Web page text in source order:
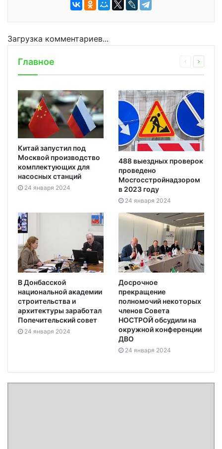
Загрузка комментариев...
Главное
Китай запустил под
Москвой производство
комплектующих для
насосных станций
24 января 2024
488 выездных проверок
проведено
Мосгосстройнадзором
в 2023 году
24 января 2024
В Донбасской
национальной академии
строительства и
архитектуры заработал
Попечительский совет
24 января 2024
Досрочное
прекращение
полномочий некоторых
членов Совета
НОСТРОЙ обсудили на
окружной конференции
ДВО
24 января 2024